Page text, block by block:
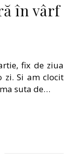
în vârf
fix de ziua
zi. Si am clocit
suta de…